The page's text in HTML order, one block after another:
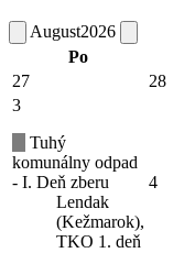
August2026
Po
27
28
3
Tuhý
komunálny odpad
- I. Deň zberu
Lendak
(Kežmarok),
TKO 1. deň
4